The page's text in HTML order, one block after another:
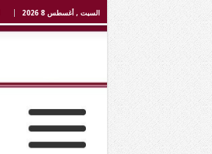
السبت , أغسطس 8 2026